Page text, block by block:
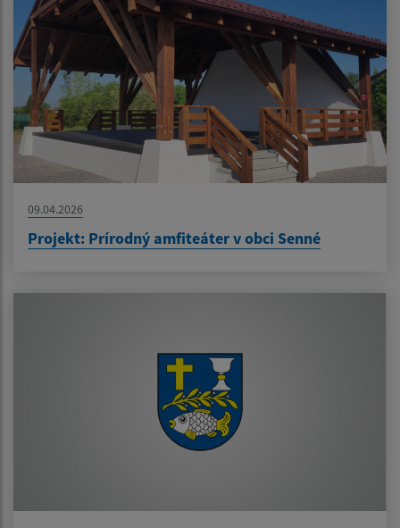
09.04.2026
Projekt: Prírodný amfiteáter v obci Senné